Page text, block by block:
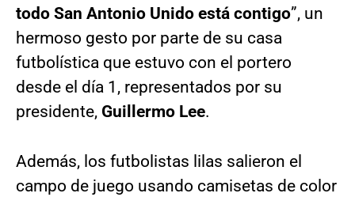
todo San Antonio Unido está contigo”, un
hermoso gesto por parte de su casa
futbolística que estuvo con el portero
desde el día 1, representados por su
presidente, Guillermo Lee.
Además, los futbolistas lilas salieron el
campo de juego usando camisetas de color